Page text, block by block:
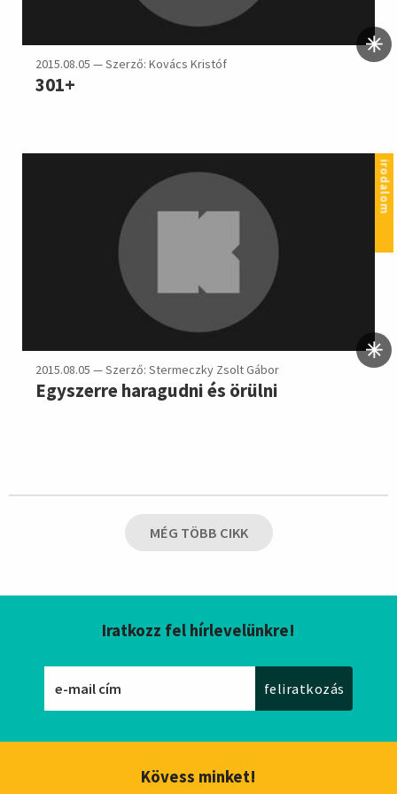
2015.08.05 — Szerző: Kovács Kristóf
301+
irodalom
2015.08.05 — Szerző: Stermeczky Zsolt Gábor
Egyszerre haragudni és örülni
MÉG TÖBB CIKK
Iratkozz fel hírlevelünkre!
Kövess minket!